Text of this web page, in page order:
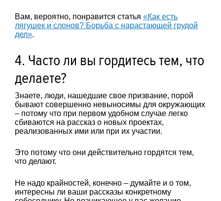
Вам, вероятно, понравится статья «Как есть
лягушек и слонов? Борьба с нарастающей грудой
дел».
4. Часто ли вы гордитесь тем, что
делаете?
Знаете, люди, нашедшие свое призвание, порой
бывают совершенно невыносимы для окружающих
– потому что при первом удобном случае легко
сбиваются на рассказ о новых проектах,
реализованных ими или при их участии.
Это потому что они действительно гордятся тем,
что делают.
Не надо крайностей, конечно – думайте и о том,
интересны ли ваши рассказы конкретному